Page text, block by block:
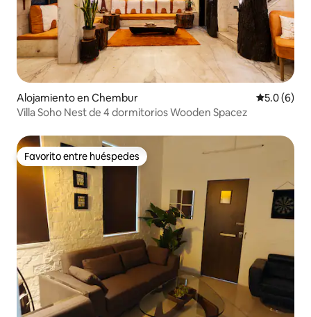
Alojamiento en Chembur
5.0 (6)
Villa Soho Nest de 4 dormitorios Wooden Spacez
Favorito entre huéspedes
Favorito entre huéspedes